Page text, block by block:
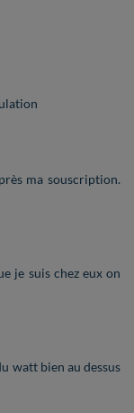
ma souscription.
je suis chez eux on
watt bien au dessus